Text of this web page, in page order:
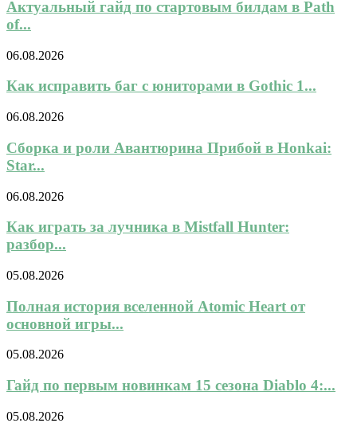
Актуальный гайд по стартовым билдам в Path
of...
06.08.2026
Как исправить баг с юниторами в Gothic 1...
06.08.2026
Сборка и роли Авантюрина Прибой в Honkai:
Star...
06.08.2026
Как играть за лучника в Mistfall Hunter:
разбор...
05.08.2026
Полная история вселенной Atomic Heart от
основной игры...
05.08.2026
Гайд по первым новинкам 15 сезона Diablo 4:...
05.08.2026